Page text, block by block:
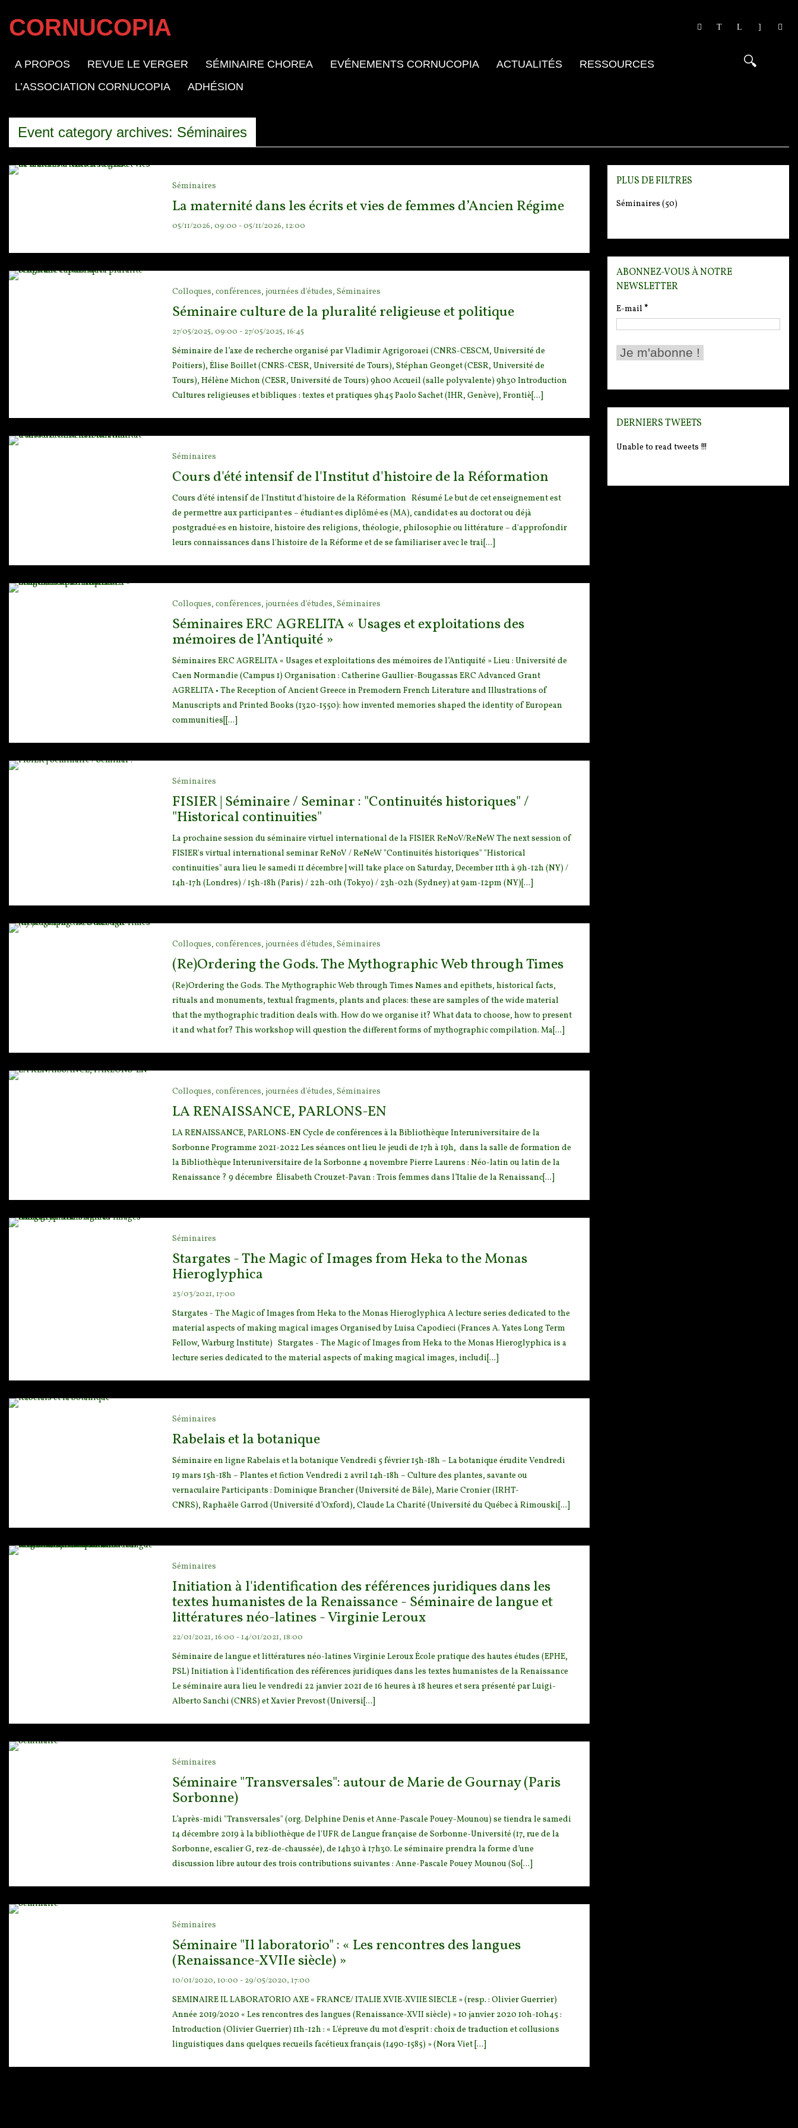
CORNUCOPIA
A PROPOS REVUE LE VERGER SÉMINAIRE CHOREA EVÉNEMENTS CORNUCOPIA ACTUALITÉS
RESSOURCES
L’ASSOCIATION CORNUCOPIA
ADHÉSION
Event category archives: Séminaires
Séminaires
La maternité dans les écrits et vies de femmes d’Ancien Régime
05/11/2026, 09:00 - 05/11/2026, 12:00
Colloques, conférences, journées d'études, Séminaires
Séminaire culture de la pluralité religieuse et politique
27/05/2025, 09:00 - 27/05/2025, 16:45
Séminaire de l’axe de recherche organisé par Vladimir Agrigoroaei (CNRS-CESCM, Université de
Poitiers), Élise Boillet (CNRS-CESR, Université de Tours), Stéphan Geonget (CESR, Université de
Tours), Hélène Michon (CESR, Université de Tours) 9h00 Accueil (salle polyvalente) 9h30 Introduction
Cultures religieuses et bibliques : textes et pratiques 9h45 Paolo Sachet (IHR, Genève), Frontiè[...]
Séminaires
Cours d'été intensif de l'Institut d'histoire de la Réformation
Cours d'été intensif de l'Institut d'histoire de la Réformation Résumé Le but de cet enseignement est
de permettre aux participant·es – étudiant·es diplômé·es (MA), candidat·es au doctorat ou déjà
postgradué·es en histoire, histoire des religions, théologie, philosophie ou littérature – d'approfondir
leurs connaissances dans l'histoire de la Réforme et de se familiariser avec le trai[...]
Colloques, conférences, journées d'études, Séminaires
Séminaires ERC AGRELITA « Usages et exploitations des
mémoires de l’Antiquité »
Séminaires ERC AGRELITA « Usages et exploitations des mémoires de l’Antiquité » Lieu : Université de
Caen Normandie (Campus 1) Organisation : Catherine Gaullier-Bougassas ERC Advanced Grant
AGRELITA • The Reception of Ancient Greece in Premodern French Literature and Illustrations of
Manuscripts and Printed Books (1320-1550): how invented memories shaped the identity of European
communities[[...]
Séminaires
FISIER | Séminaire / Seminar : "Continuités historiques" /
"Historical continuities"
La prochaine session du séminaire virtuel international de la FISIER ReNoV/ReNeW The next session of
FISIER's virtual international seminar ReNoV / ReNeW "Continuités historiques" "Historical
continuities" aura lieu le samedi 11 décembre | will take place on Saturday, December 11th à 9h-12h (NY) /
14h-17h (Londres) / 15h-18h (Paris) / 22h-01h (Tokyo) / 23h-02h (Sydney) at 9am-12pm (NY)[...]
Colloques, conférences, journées d'études, Séminaires
(Re)Ordering the Gods. The Mythographic Web through Times
(Re)Ordering the Gods. The Mythographic Web through Times Names and epithets, historical facts,
rituals and monuments, textual fragments, plants and places: these are samples of the wide material
that the mythographic tradition deals with. How do we organise it? What data to choose, how to present
it and what for? This workshop will question the different forms of mythographic compilation. Ma[...]
Colloques, conférences, journées d'études, Séminaires
LA RENAISSANCE, PARLONS-EN
LA RENAISSANCE, PARLONS-EN Cycle de conférences à la Bibliothèque Interuniversitaire de la
Sorbonne Programme 2021-2022 Les séances ont lieu le jeudi de 17h à 19h, dans la salle de formation de
la Bibliothèque Interuniversitaire de la Sorbonne 4 novembre Pierre Laurens : Néo-latin ou latin de la
Renaissance ? 9 décembre Élisabeth Crouzet-Pavan : Trois femmes dans l’Italie de la Renaissanc[...]
Séminaires
Stargates - The Magic of Images from Heka to the Monas
Hieroglyphica
23/03/2021, 17:00
Stargates - The Magic of Images from Heka to the Monas Hieroglyphica A lecture series dedicated to the
material aspects of making magical images Organised by Luisa Capodieci (Frances A. Yates Long Term
Fellow, Warburg Institute) Stargates - The Magic of Images from Heka to the Monas Hieroglyphica is a
lecture series dedicated to the material aspects of making magical images, includi[...]
Séminaires
Rabelais et la botanique
Séminaire en ligne Rabelais et la botanique Vendredi 5 février 15h-18h – La botanique érudite Vendredi
19 mars 15h-18h – Plantes et fiction Vendredi 2 avril 14h-18h – Culture des plantes, savante ou
vernaculaire Participants : Dominique Brancher (Université de Bâle), Marie Cronier (IRHT-
CNRS), Raphaële Garrod (Université d’Oxford), Claude La Charité (Université du Québec à Rimouski[...]
Séminaires
Initiation à l'identification des références juridiques dans les
textes humanistes de la Renaissance - Séminaire de langue et
littératures néo-latines - Virginie Leroux
22/01/2021, 16:00 - 14/01/2021, 18:00
Séminaire de langue et littératures néo-latines Virginie Leroux École pratique des hautes études (EPHE,
PSL) Initiation à l'identification des références juridiques dans les textes humanistes de la Renaissance
Le séminaire aura lieu le vendredi 22 janvier 2021 de 16 heures à 18 heures et sera présenté par Luigi-
Alberto Sanchi (CNRS) et Xavier Prevost (Universi[...]
Séminaires
Séminaire "Transversales": autour de Marie de Gournay (Paris
Sorbonne)
L’après-midi "Transversales" (org. Delphine Denis et Anne-Pascale Pouey-Mounou) se tiendra le samedi
14 décembre 2019 à la bibliothèque de l'UFR de Langue française de Sorbonne-Université (17, rue de la
Sorbonne, escalier G, rez-de-chaussée), de 14h30 à 17h30. Le séminaire prendra la forme d’une
discussion libre autour des trois contributions suivantes : Anne-Pascale Pouey Mounou (So[...]
Séminaires
Séminaire "Il laboratorio" : « Les rencontres des langues
(Renaissance-XVIIe siècle) »
10/01/2020, 10:00 - 29/05/2020, 17:00
SEMINAIRE IL LABORATORIO AXE « FRANCE/ ITALIE XVIE-XVIIE SIECLE » (resp. : Olivier Guerrier)
Année 2019/2020 « Les rencontres des langues (Renaissance-XVII siècle) » 10 janvier 2020 10h-10h45 :
Introduction (Olivier Guerrier) 11h-12h : « L'épreuve du mot d'esprit : choix de traduction et collusions
linguistiques dans quelques recueils facétieux français (1490-1585) » (Nora Viet [...]
PLUS DE FILTRES
Séminaires (50)
ABONNEZ-VOUS À NOTRE
NEWSLETTER
E-mail *
DERNIERS TWEETS
Unable to read tweets !!!